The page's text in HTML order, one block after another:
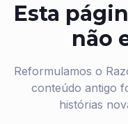
Esta
não
Reformulamos o
conteúdo antigo
histórias